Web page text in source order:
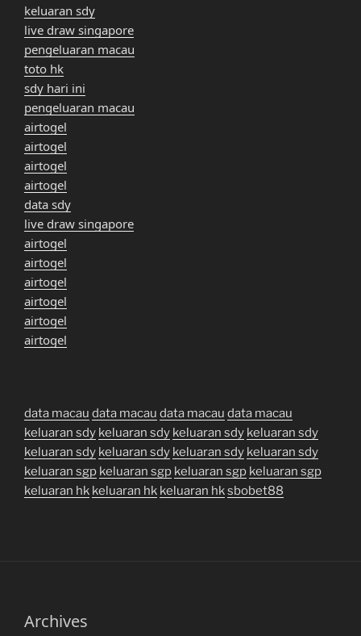
keluaran sdy
live draw singapore
pengeluaran macau
toto hk
sdy hari ini
pengeluaran macau
airtogel
airtogel
airtogel
airtogel
data sdy
live draw singapore
airtogel
airtogel
airtogel
airtogel
airtogel
airtogel
data macau data macau data macau data macau
keluaran sdy keluaran sdy keluaran sdy keluaran sdy
keluaran sdy keluaran sdy keluaran sdy keluaran sdy
keluaran sgp keluaran sgp keluaran sgp keluaran sgp
keluaran hk keluaran hk keluaran hksbobet88
Archives